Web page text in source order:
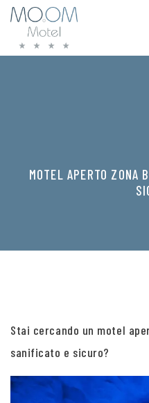
MOTEL APERTO ZONA
Stai cercando un motel
sanificato e sicuro?